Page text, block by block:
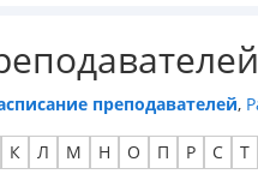
преподавателей,
К Л М Н О П Р С Т